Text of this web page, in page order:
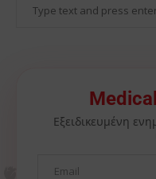
Εξειδικευμένη